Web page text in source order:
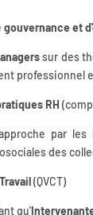
gouvernance et
sur des
professionnel
RH
par
des
(QVCT)
qu'